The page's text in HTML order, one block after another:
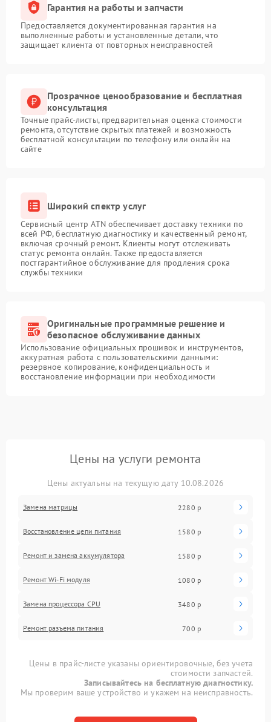
Гарантия на работы и запчасти
Предоставляется документированная гарантия на
выполненные работы и установленные детали, что
защищает клиента от повторных неисправностей
Прозрачное ценообразование и бесплатная
консультация
Точные прайс-листы, предварительная оценка стоимости
ремонта, отсутствие скрытых платежей и возможность
бесплатной консультации по телефону или онлайн на
сайте
Широкий спектр услуг
Сервисный центр ATN обеспечивает доставку техники по
всей РФ, бесплатную диагностику и качественный ремонт,
включая срочный ремонт. Клиенты могут отслеживать
статус ремонта онлайн. Также предоставляется
постгарантийное обслуживание для продления срока
службы техники
Оригинальные программные решение и
безопасное обслуживание данных
Использование официальных прошивок и инструментов,
аккуратная работа с пользовательскими данными:
резервное копирование, конфиденциальность и
восстановление информации при необходимости
Цены на услуги ремонта
Цены актуальны на текущую дату 10.08.2026
Замена матрицы 2280 р
Восстановление цепи питания 1580 р
Ремонт и замена аккумулятора 1580 р
Ремонт Wi-Fi модуля 1080 р
Замена процессора CPU 3480 р
Ремонт разъема питания 700 р
Цены в прайс-листе указаны ориентировочные, без учета
стоимости запчастей.
Записывайтесь на бесплатную диагностику.
Мы проверим ваше устройство и укажем на неисправность.